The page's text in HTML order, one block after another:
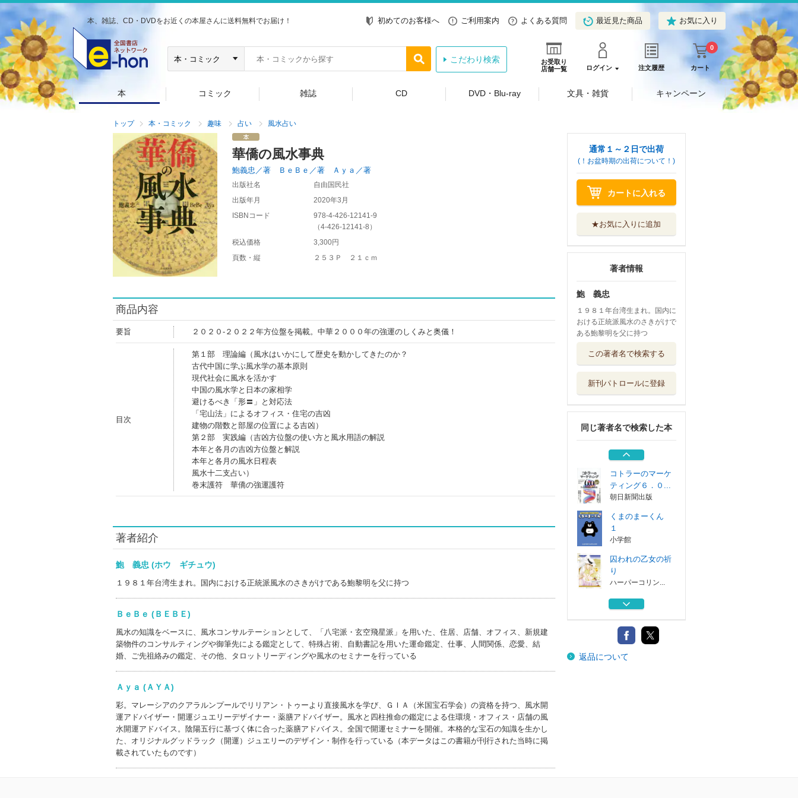
本、雑誌、CD・DVDをお近くの本屋さんに送料無料でお届け！ 初めてのお客様へ ご利用案内 よくある質問 最近見た商品 お気に入り
お受取り
店舗一覧
ログイン 注文履歴 カート
0
こだわり検索
本 コミック 雑誌 CD DVD・Blu-ray 文具・雑貨 キャンペーン
トップ 本・コミック 趣味 占い 風水占い
華僑の風水事典
鮑義忠／著 ＢｅＢｅ／著 Ａｙａ／著
出版社名
自由国民社
出版年月
2020年3月
ISBNコード
978-4-426-12141-9
（4-426-12141-8 ）
税込価格
3,300円
頁数・縦
２５３Ｐ ２１ｃｍ
商品内容
要旨 ２０２０‐２０２２年方位盤を掲載。中華２０００年の強運のしくみと奥儀！
目次
第１部 理論編（風水はいかにして歴史を動かしてきたのか？
古代中国に学ぶ風水学の基本原則
現代社会に風水を活かす
中国の風水学と日本の家相学
避けるべき「形〓」と対応法
「宅山法」によるオフィス・住宅の吉凶
建物の階数と部屋の位置による吉凶）
第２部 実践編（吉凶方位盤の使い方と風水用語の解説
本年と各月の吉凶方位盤と解説
本年と各月の風水日程表
風水十二支占い）
巻末護符 華僑の強運護符
著者紹介
鮑 義忠 (ホウ ギチュウ)
１９８１年台湾生まれ。国内における正統派風水のさきがけである鮑黎明を父に持つ
ＢｅＢｅ (ＢＥＢＥ)
風水の知識をベースに、風水コンサルテーションとして、「八宅派・玄空飛星派」を用いた、住居、店舗、オフィス、新規建
築物件のコンサルティングや御筆先による鑑定として、特殊占術、自動書記を用いた運命鑑定、仕事、人間関係、恋愛、結
婚、ご先祖絡みの鑑定、その他、タロットリーディングや風水のセミナーを行っている
Ａｙａ (ＡＹＡ)
彩。マレーシアのクアラルンプールでリリアン・トゥーより直接風水を学び、ＧＩＡ（米国宝石学会）の資格を持つ、風水開
運アドバイザー・開運ジュエリーデザイナー・薬膳アドバイザー。風水と四柱推命の鑑定による住環境・オフィス・店舗の風
水開運アドバイス。陰陽五行に基づく体に合った薬膳アドバイス。全国で開運セミナーを開催。本格的な宝石の知識を生かし
た、オリジナルグッドラック（開運）ジュエリーのデザイン・制作を行っている（本データはこの書籍が刊行された当時に掲
載されていたものです）
通常１～２日で出荷
(！お盆時期の出荷について！)
カートに入れる
★お気に入りに追加
著者情報
鮑 義忠
１９８１年台湾生まれ。国内に
おける正統派風水のさきがけで
ある鮑黎明を父に持つ
この著者名で検索する
新刊パトロールに登録
同じ著者名で検索した本
り
拝詠師上谷萃代先
パレード
共創知革命 人間
とＡＩによる新...
ダイヤモンド社
コトラーのマーケ
ティング６．０...
朝日新聞出版
くまのまーくん
１
小学館
囚われの乙女の祈
り
ハーパーコリン...
拝詠師上谷萃代先
パレード
共創知革命 人間
とＡＩによる新...
返品について